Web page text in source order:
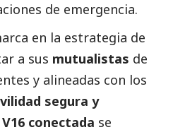
de emergencia.
en la estrategia de
a sus mutualistas de
y alineadas con los
segura y
conectada se